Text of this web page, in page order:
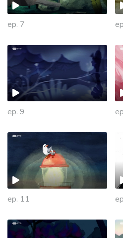
ep. 7
ep. 9
ep. 11
445420